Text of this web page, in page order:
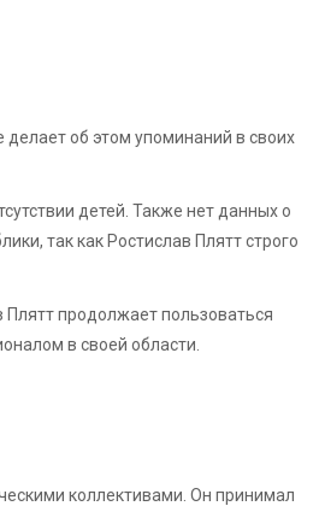
об этом упоминаний в своих
детей. Также нет данных о
так как Ростислав Плятт строго
продолжает пользоваться
в своей области.
коллективами. Он принимал